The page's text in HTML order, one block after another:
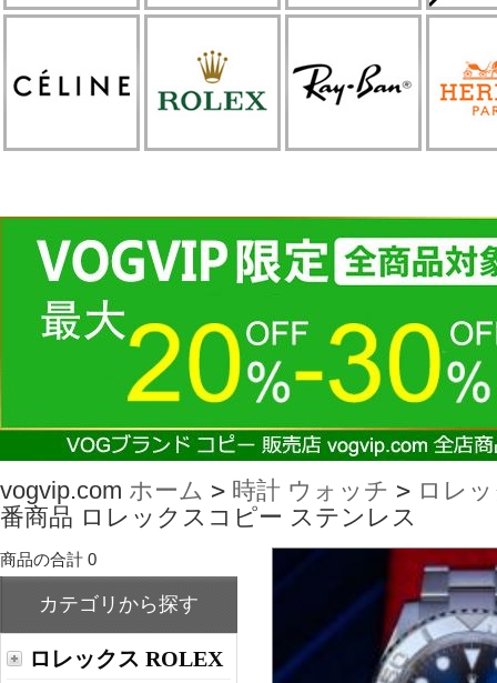
vogvip.com ホーム > 時計 ウォッチ > ロレ
番商品 ロレックスコピー ステンレス
商品の合計 0
カテゴリから探す
ロレックス ROLEX